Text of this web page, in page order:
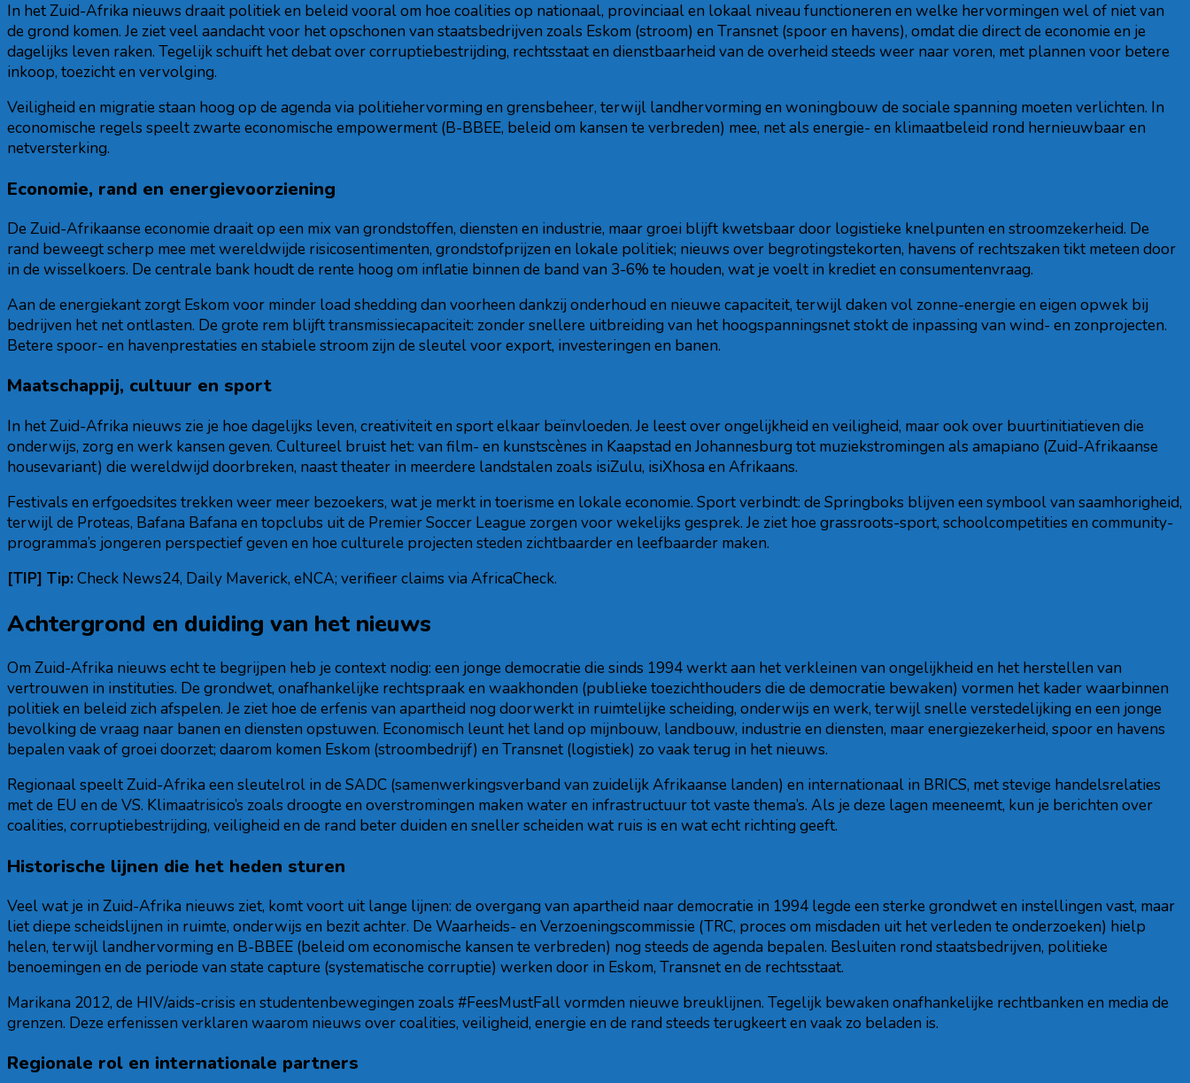
In het Zuid-Afrika nieuws draait politiek en beleid vooral om hoe coalities op nationaal, provinciaal en lokaal niveau functioneren en welke hervormingen wel of niet van
de grond komen. Je ziet veel aandacht voor het opschonen van staatsbedrijven zoals Eskom (stroom) en Transnet (spoor en havens), omdat die direct de economie en je
dagelijks leven raken. Tegelijk schuift het debat over corruptiebestrijding, rechtsstaat en dienstbaarheid van de overheid steeds weer naar voren, met plannen voor betere
inkoop, toezicht en vervolging.
Veiligheid en migratie staan hoog op de agenda via politiehervorming en grensbeheer, terwijl landhervorming en woningbouw de sociale spanning moeten verlichten. In
economische regels speelt zwarte economische empowerment (B-BBEE, beleid om kansen te verbreden) mee, net als energie- en klimaatbeleid rond hernieuwbaar en
netversterking.
Economie, rand en energievoorziening
De Zuid-Afrikaanse economie draait op een mix van grondstoffen, diensten en industrie, maar groei blijft kwetsbaar door logistieke knelpunten en stroomzekerheid. De
rand beweegt scherp mee met wereldwijde risicosentimenten, grondstofprijzen en lokale politiek; nieuws over begrotingstekorten, havens of rechtszaken tikt meteen door
in de wisselkoers. De centrale bank houdt de rente hoog om inflatie binnen de band van 3-6% te houden, wat je voelt in krediet en consumentenvraag.
Aan de energiekant zorgt Eskom voor minder load shedding dan voorheen dankzij onderhoud en nieuwe capaciteit, terwijl daken vol zonne-energie en eigen opwek bij
bedrijven het net ontlasten. De grote rem blijft transmissiecapaciteit: zonder snellere uitbreiding van het hoogspanningsnet stokt de inpassing van wind- en zonprojecten.
Betere spoor- en havenprestaties en stabiele stroom zijn de sleutel voor export, investeringen en banen.
Maatschappij, cultuur en sport
In het Zuid-Afrika nieuws zie je hoe dagelijks leven, creativiteit en sport elkaar beïnvloeden. Je leest over ongelijkheid en veiligheid, maar ook over buurtinitiatieven die
onderwijs, zorg en werk kansen geven. Cultureel bruist het: van film- en kunstscènes in Kaapstad en Johannesburg tot muziekstromingen als amapiano (Zuid-Afrikaanse
housevariant) die wereldwijd doorbreken, naast theater in meerdere landstalen zoals isiZulu, isiXhosa en Afrikaans.
Festivals en erfgoedsites trekken weer meer bezoekers, wat je merkt in toerisme en lokale economie. Sport verbindt: de Springboks blijven een symbool van saamhorigheid,
terwijl de Proteas, Bafana Bafana en topclubs uit de Premier Soccer League zorgen voor wekelijks gesprek. Je ziet hoe grassroots-sport, schoolcompetities en community-
programma’s jongeren perspectief geven en hoe culturele projecten steden zichtbaarder en leefbaarder maken.
[TIP] Tip:Check News24, Daily Maverick, eNCA; verifieer claims via AfricaCheck.
Achtergrond en duiding van het nieuws
Om Zuid-Afrika nieuws echt te begrijpen heb je context nodig: een jonge democratie die sinds 1994 werkt aan het verkleinen van ongelijkheid en het herstellen van
vertrouwen in instituties. De grondwet, onafhankelijke rechtspraak en waakhonden (publieke toezichthouders die de democratie bewaken) vormen het kader waarbinnen
politiek en beleid zich afspelen. Je ziet hoe de erfenis van apartheid nog doorwerkt in ruimtelijke scheiding, onderwijs en werk, terwijl snelle verstedelijking en een jonge
bevolking de vraag naar banen en diensten opstuwen. Economisch leunt het land op mijnbouw, landbouw, industrie en diensten, maar energiezekerheid, spoor en havens
bepalen vaak of groei doorzet; daarom komen Eskom (stroombedrijf) en Transnet (logistiek) zo vaak terug in het nieuws.
Regionaal speelt Zuid-Afrika een sleutelrol in de SADC (samenwerkingsverband van zuidelijk Afrikaanse landen) en internationaal in BRICS, met stevige handelsrelaties
met de EU en de VS. Klimaatrisico’s zoals droogte en overstromingen maken water en infrastructuur tot vaste thema’s. Als je deze lagen meeneemt, kun je berichten over
coalities, corruptiebestrijding, veiligheid en de rand beter duiden en sneller scheiden wat ruis is en wat echt richting geeft.
Historische lijnen die het heden sturen
Veel wat je in Zuid-Afrika nieuws ziet, komt voort uit lange lijnen: de overgang van apartheid naar democratie in 1994 legde een sterke grondwet en instellingen vast, maar
liet diepe scheidslijnen in ruimte, onderwijs en bezit achter. De Waarheids- en Verzoeningscommissie (TRC, proces om misdaden uit het verleden te onderzoeken) hielp
helen, terwijl landhervorming en B-BBEE (beleid om economische kansen te verbreden) nog steeds de agenda bepalen. Besluiten rond staatsbedrijven, politieke
benoemingen en de periode van state capture (systematische corruptie) werken door in Eskom, Transnet en de rechtsstaat.
Marikana 2012, de HIV/aids-crisis en studentenbewegingen zoals #FeesMustFall vormden nieuwe breuklijnen. Tegelijk bewaken onafhankelijke rechtbanken en media de
grenzen. Deze erfenissen verklaren waarom nieuws over coalities, veiligheid, energie en de rand steeds terugkeert en vaak zo beladen is.
Regionale rol en internationale partners